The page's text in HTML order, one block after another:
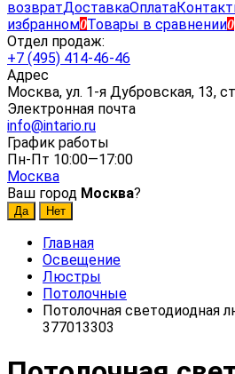
возвратДоставкаОплата
избранном0Товары в сравнении0
Отдел продаж:
+7 (495) 414-46-46
Адрес
Москва, ул. 1-я Дубровская, 13,
Электронная почта
info@intario.ru
График работы
Пн-Пт 10:00—17:00
Москва
Ваш город Москва?
Главная
Освещение
Люстры
Потолочные
Потолочная светодиодная
377013303